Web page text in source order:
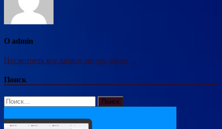
О admin
Посмотреть все записи автора admin →
Поиск
Найти: